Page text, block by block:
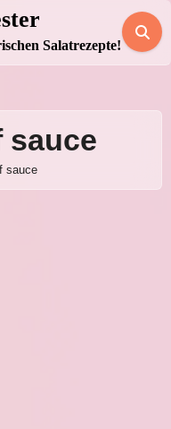
Salatrezepte!
sauce
sauce